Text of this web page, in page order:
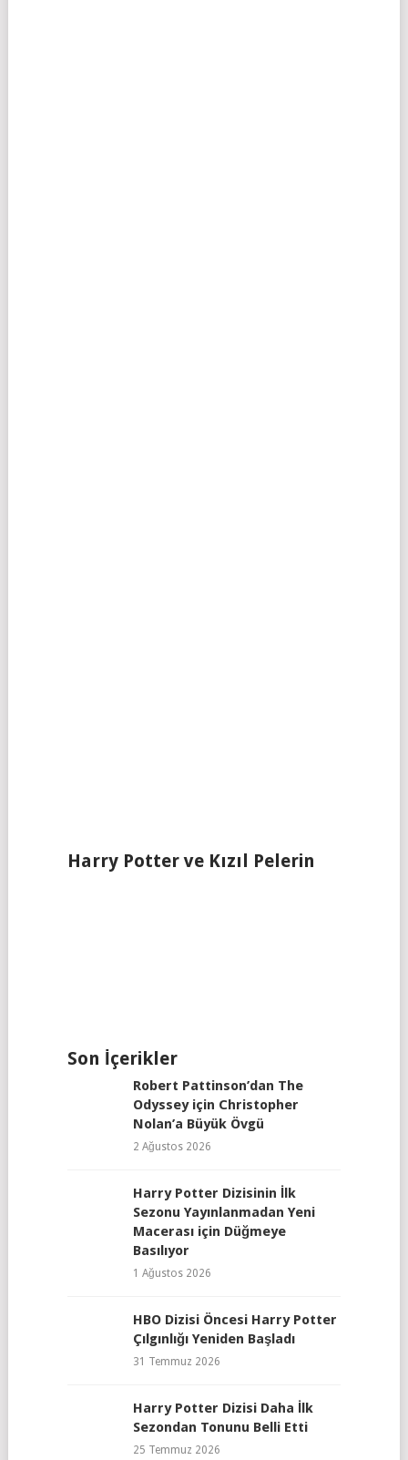
Harry Potter ve Kızıl Pelerin
Son İçerikler
Robert Pattinson’dan The
Odyssey için Christopher
Nolan’a Büyük Övgü
2 Ağustos 2026
Harry Potter Dizisinin İlk
Sezonu Yayınlanmadan Yeni
Macerası için Düğmeye
Basılıyor
1 Ağustos 2026
HBO Dizisi Öncesi Harry Potter
Çılgınlığı Yeniden Başladı
31 Temmuz 2026
Harry Potter Dizisi Daha İlk
Sezondan Tonunu Belli Etti
25 Temmuz 2026